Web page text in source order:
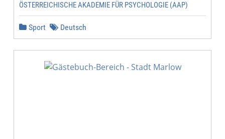
ÖSTERREICHISCHE AKADEMIE FÜR PSYCHOLOGIE (AAP)
Sport Deutsch